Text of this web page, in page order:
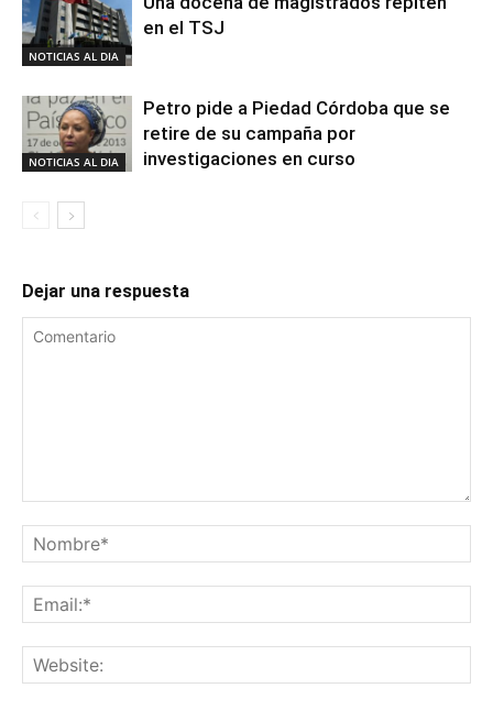
NOTICIAS AL DIA
en el TSJ
NOTICIAS AL DIA
Petro pide a Piedad Córdoba que se
retire de su campaña por
investigaciones en curso
Dejar una respuesta